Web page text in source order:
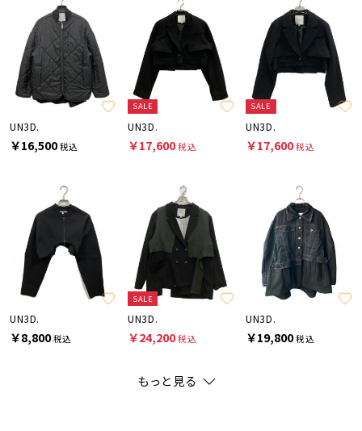
UN3D.
￥16,500税込
SALE
UN3D.
￥17,600税込
SALE
UN3D.
￥17,600税込
UN3D.
￥8,800税込
SALE
UN3D.
￥24,200税込
UN3D.
￥19,800税込
もっと見る